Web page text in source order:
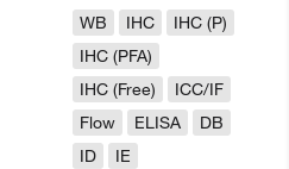
WB
IHC
IHC (P)
IHC (PFA)
IHC (Free)
ICC/IF
Flow
ELISA
DB
ID
IE